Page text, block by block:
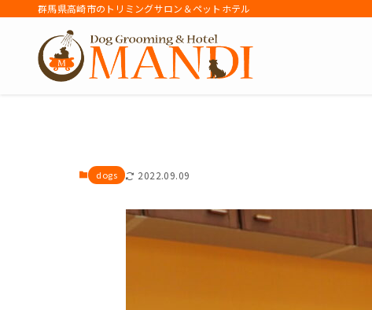
群馬県高崎市のトリミングサロン＆ペットホテル
dogs 2022.09.09